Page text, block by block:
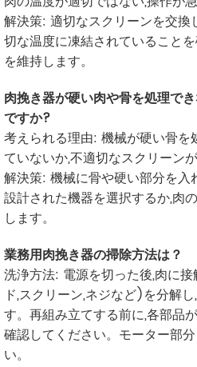
解決策: 適切なスクリーンを交換
切な温度に凍結されていること
を維持します。
肉挽き器が硬い肉や骨を処理で
ですか?
考えられる理由: 機械が硬い骨
ていないか,不適切なスクリーン
解決策: 機械に骨や硬い部分を入
設計された機器を選択するか,肉
します。
業務用肉挽き器の掃除方法は？
洗浄方法: 電源を切った後,肉に
ド,スクリーン,ネジなど)を分解
す。再組み立てする前に,各部品
確認してください。モーター部
い。